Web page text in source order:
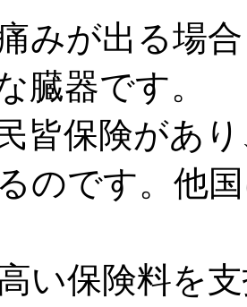
みが出る場
臓器です。
皆保険があ
のです。他
い保険料を